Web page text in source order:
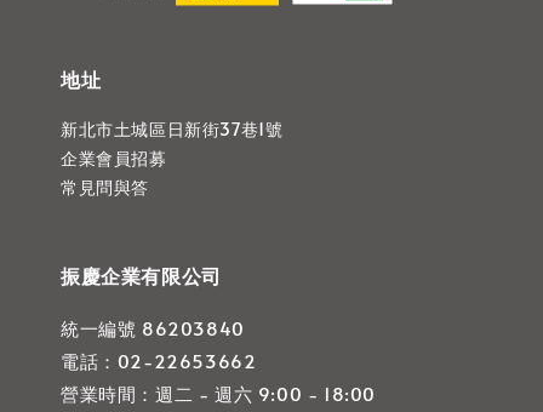
地址
新北市土城區日新街37巷1號
企業會員招募
常見問與答
振慶企業有限公司
統一編號 86203840
電話：02-22653662
營業時間：週二 - 週六 9:00 - 18:00